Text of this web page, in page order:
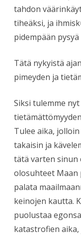
tahdon
tiheäksi, ja
pidempään
Tätä nykyistä
pimeyden ja
Siksi tulemme
Tulee aika,
takaisin ja
tätä varten sinun
olosuhteet Maan
palata
keinojen kautta.
puolustaa
katastrofien